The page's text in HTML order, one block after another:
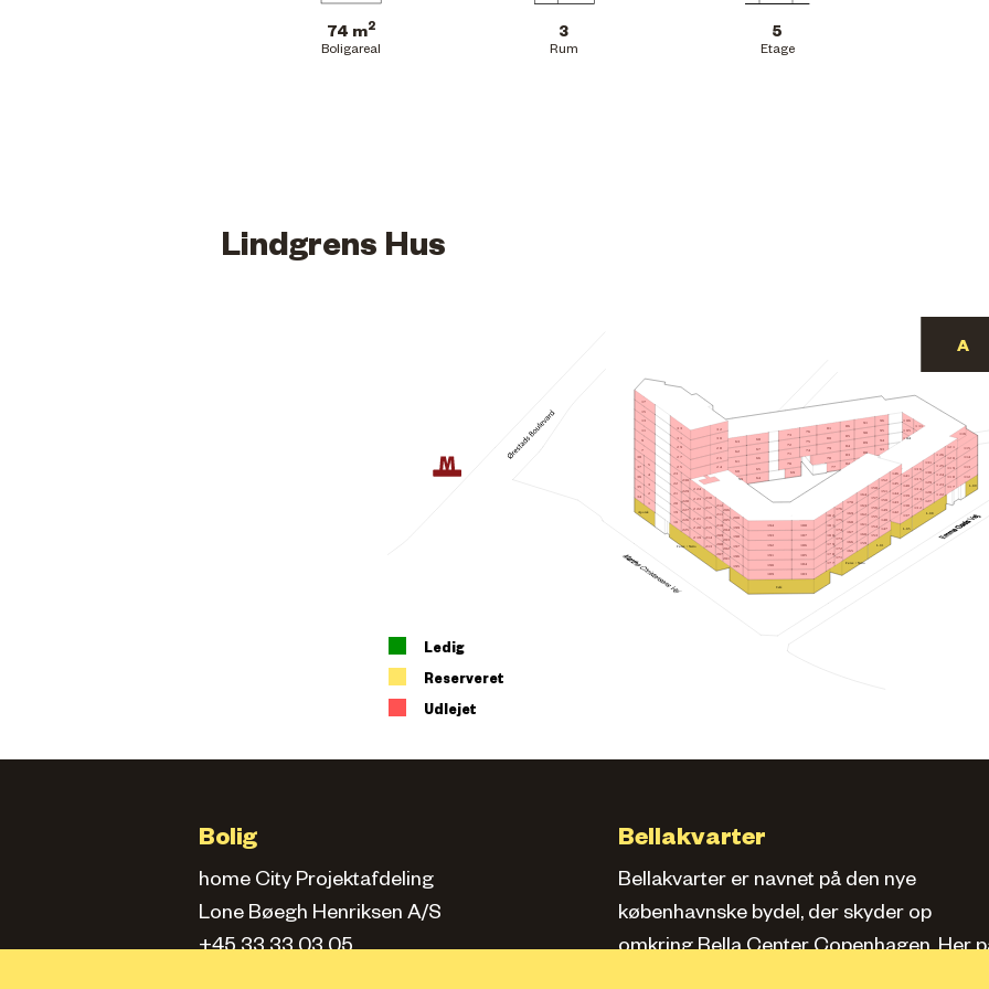
74 m2
Boligareal
3
Rum
5
Etage
Lindgrens Hus
96
95
94
93
90
9
89
88
86
85
84
83
82
81
80
79
78
77
76
75
74
73
72
71
70
7
69
68
67
66
65
64
63
62
61
60
59
5
4
37
36
35
34
33 32
31
3
29 28
27 26
25 24
230
23
229
228
227
226
225
224
223
222
221
220
22
219
218
217
216
215
214
213
212
211
210
21
209
208
207
206
205
204
203
202
201
200
20
2
199
198
197
196
195
194
193
192
191
190
188
187
186
185
184
183
182
181
180
18
179
178
177
176
175
174
173
172
171
170
17
169
168
167
166
165
164
163
162
161
160
159
158
157
156
155
154
153
152
151
150
15
149
148
147
146
145
144
143
142
141
140
139
138
137
136
135
134
133
132
131
130
13
129
128
127
126
125
124
123
122
121
120
119
118
117
116
115
114
113
112
111
11
106
105
104
1
Café
Føtex / Netto
Føtex / Netto
L.01
L.05
L.08
L.09
Apotek
Ledig
Reserveret
Udlejet
Bolig
home City Projektafdeling
Lone Bøegh Henriksen A/S
+45 33 33 03 05
Bellakvarter
Bellakvarter er navnet på den nye
københavnske bydel, der skyder op
omkring Bella Center Copenhagen. Her